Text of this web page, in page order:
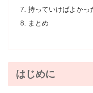
持っていけばよかっ
まとめ
はじめに